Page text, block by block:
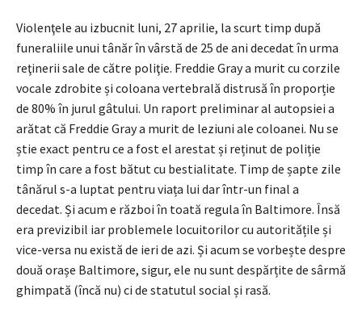
Violenţele au izbucnit luni, 27 aprilie, la scurt timp după
funeraliile unui tânăr în vârstă de 25 de ani decedat în urma
reţinerii sale de către poliţie. Freddie Gray a murit cu corzile
vocale zdrobite și coloana vertebrală distrusă în proporție
de 80% în jurul gâtului. Un raport preliminar al autopsiei a
arătat că Freddie Gray a murit de leziuni ale coloanei. Nu se
știe exact pentru ce a fost el arestat și reținut de poliție
timp în care a fost bătut cu bestialitate. Timp de șapte zile
tânărul s-a luptat pentru viața lui dar într-un final a
decedat. Și acum e război în toată regula în Baltimore. Însă
era previzibil iar problemele locuitorilor cu autoritățile și
vice-versa nu există de ieri de azi. Și acum se vorbește despre
două orașe Baltimore, sigur, ele nu sunt despărțite de sârmă
ghimpată (încă nu) ci de statutul social și rasă.